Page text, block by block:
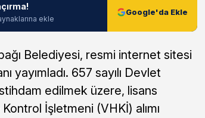
ekle
Google'da Ekle
Belediyesi, resmi internet sitesi
yayımladı. 657 sayılı Devlet
edilmek üzere, lisans
İşletmeni (VHKİ) alımı